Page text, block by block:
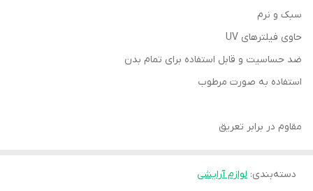
سبک و نرم
حاوی فیلترهای UV
ضد حساسیت و قابل استفاده برای تمام بدن
استفاده به صورت مرطوب
مقاوم در برابر تعریق
دسته‌بندی: لوازم آرایشی